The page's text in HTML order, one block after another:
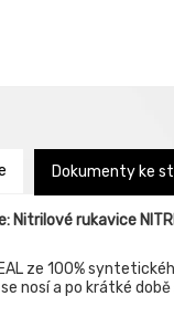
Dokumenty ke
Nitrilové rukavice
ze 100%
nosí a po krátké